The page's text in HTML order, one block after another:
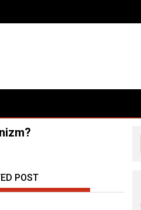
i prezentacji produktów?
POST